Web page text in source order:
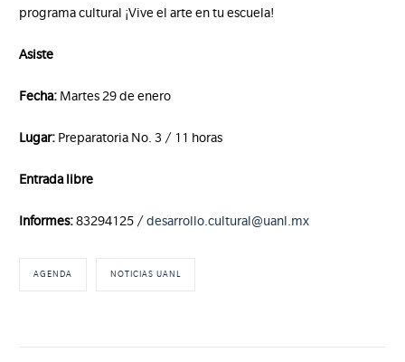
programa cultural ¡Vive el arte en tu escuela!
Asiste
Fecha: Martes 29 de enero
Lugar: Preparatoria No. 3 / 11 horas
Entrada libre
Informes:83294125 /desarrollo.cultural@uanl.mx
AGENDA NOTICIAS UANL